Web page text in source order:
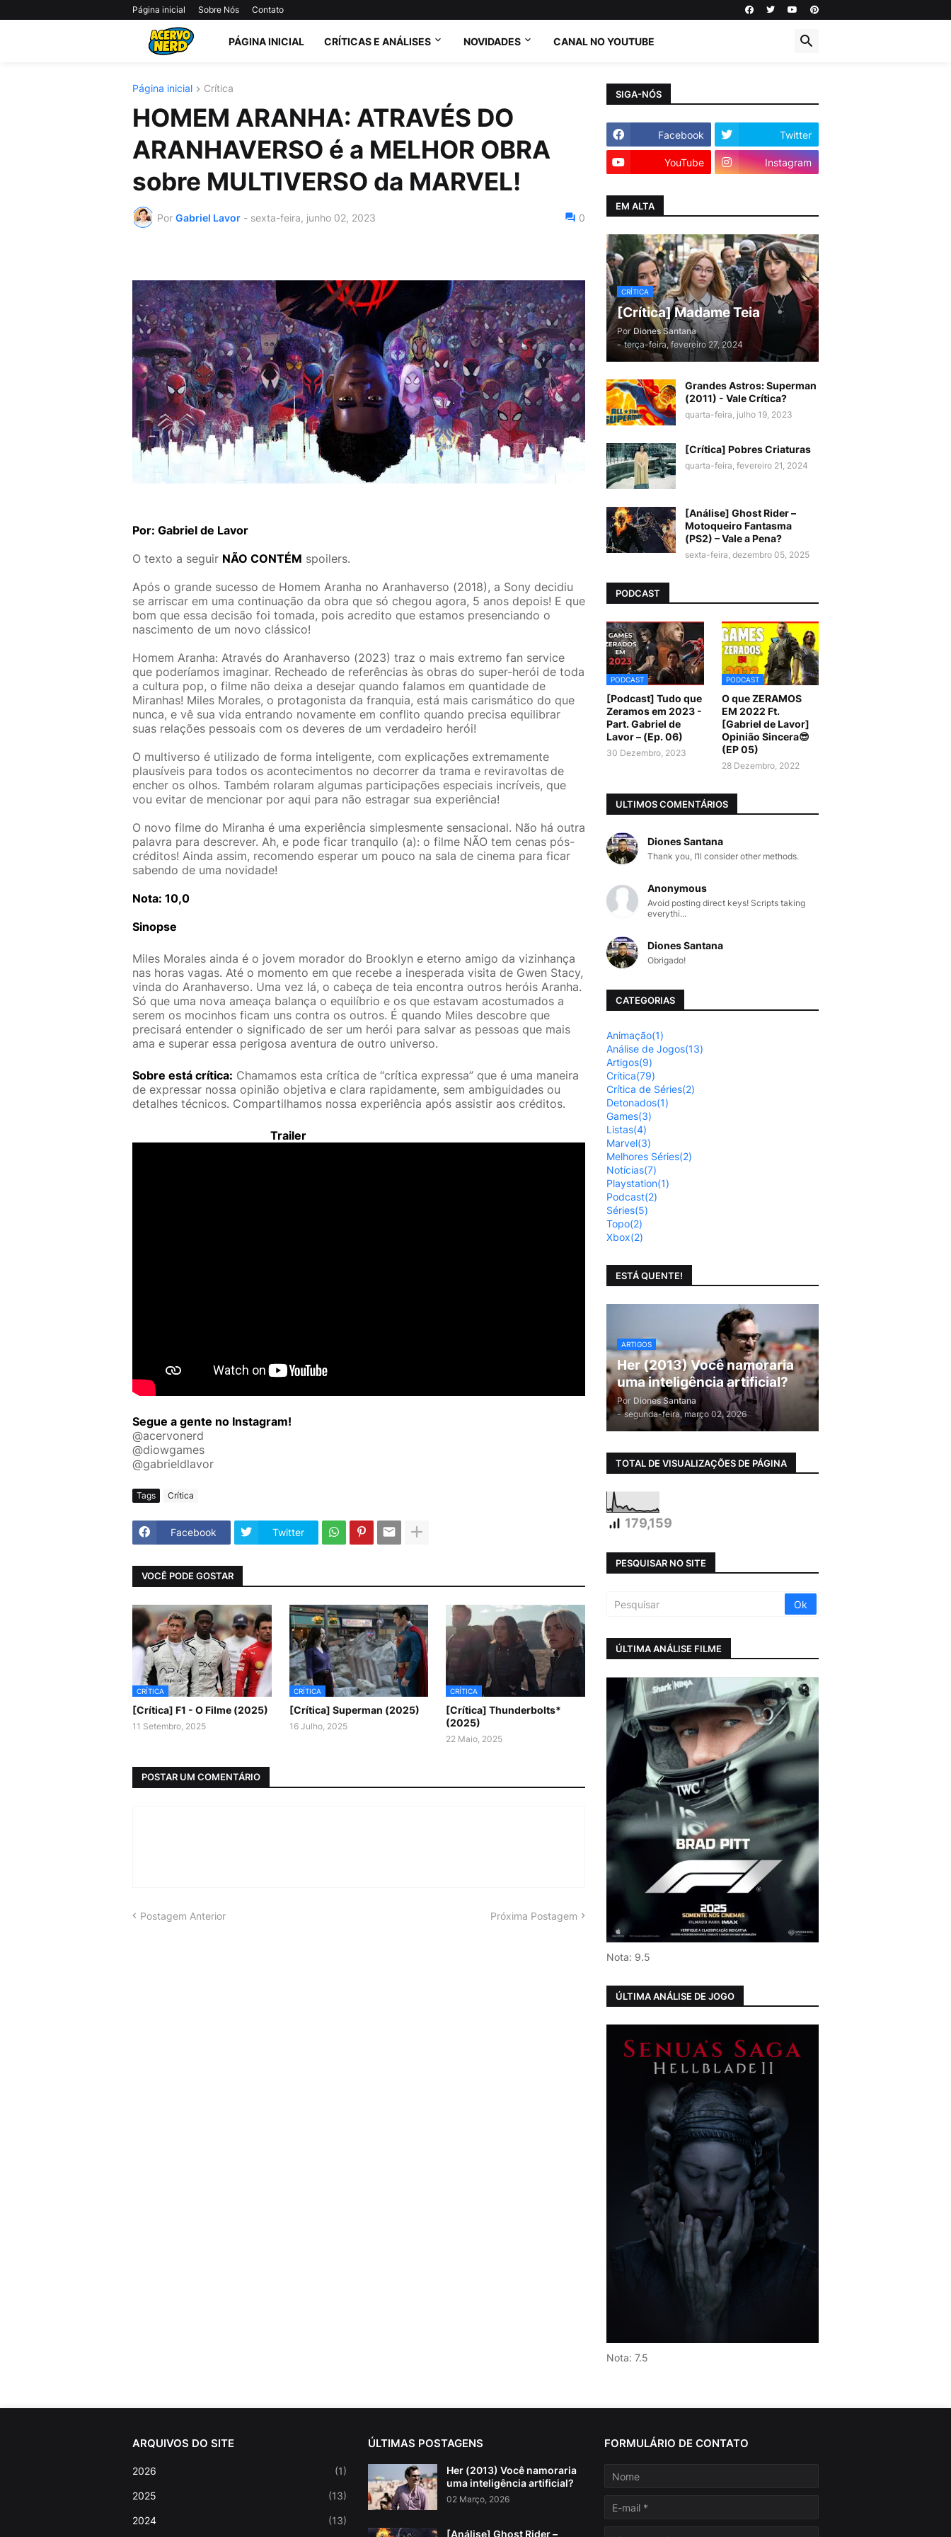
Página inicial Sobre Nós Contato
PÁGINA INICIAL CRÍTICAS E ANÁLISES NOVIDADES CANAL NO YOUTUBE
Página inicial Crítica
HOMEM ARANHA: ATRAVÉS DO
ARANHAVERSO é a MELHOR OBRA
sobre MULTIVERSO da MARVEL!
Por Gabriel Lavor - sexta-feira, junho 02, 2023 0
Por: Gabriel de Lavor
O texto a seguir NÃO CONTÉM spoilers.
Após o grande sucesso de Homem Aranha no Aranhaverso (2018), a Sony decidiu
se arriscar em uma continuação da obra que só chegou agora, 5 anos depois! E que
bom que essa decisão foi tomada, pois acredito que estamos presenciando o
nascimento de um novo clássico!
Homem Aranha: Através do Aranhaverso (2023) traz o mais extremo fan service
que poderíamos imaginar. Recheado de referências às obras do super-herói de toda
a cultura pop, o filme não deixa a desejar quando falamos em quantidade de
Miranhas! Miles Morales, o protagonista da franquia, está mais carismático do que
nunca, e vê sua vida entrando novamente em conflito quando precisa equilibrar
suas relações pessoais com os deveres de um verdadeiro herói!
O multiverso é utilizado de forma inteligente, com explicações extremamente
plausíveis para todos os acontecimentos no decorrer da trama e reviravoltas de
encher os olhos. Também rolaram algumas participações especiais incríveis, que
vou evitar de mencionar por aqui para não estragar sua experiência!
O novo filme do Miranha é uma experiência simplesmente sensacional. Não há outra
palavra para descrever. Ah, e pode ficar tranquilo (a): o filme NÃO tem cenas pós-
créditos! Ainda assim, recomendo esperar um pouco na sala de cinema para ficar
sabendo de uma novidade!
Nota: 10,0
Sinopse
Miles Morales ainda é o jovem morador do Brooklyn e eterno amigo da vizinhança
nas horas vagas. Até o momento em que recebe a inesperada visita de Gwen Stacy,
vinda do Aranhaverso. Uma vez lá, o cabeça de teia encontra outros heróis Aranha.
Só que uma nova ameaça balança o equilíbrio e os que estavam acostumados a
serem os mocinhos ficam uns contra os outros. É quando Miles descobre que
precisará entender o significado de ser um herói para salvar as pessoas que mais
ama e superar essa perigosa aventura de outro universo.
Sobre está crítica: Chamamos esta crítica de “crítica expressa” que é uma maneira
de expressar nossa opinião objetiva e clara rapidamente, sem ambiguidades ou
detalhes técnicos. Compartilhamos nossa experiência após assistir aos créditos.
Trailer
Segue a gente no Instagram!
@acervonerd
@diowgames
@gabrieldlavor
Tags Crítica
Facebook Twitter
VOCÊ PODE GOSTAR
CRÍTICA
[Crítica] F1 - O Filme (2025)
11 Setembro, 2025
CRÍTICA
[Crítica] Superman (2025)
16 Julho, 2025
CRÍTICA
[Crítica] Thunderbolts*
(2025)
22 Maio, 2025
POSTAR UM COMENTÁRIO
Postagem Anterior Próxima Postagem
SIGA-NÓS
Facebook Twitter
YouTube Instagram
EM ALTA
CRÍTICA
[Crítica] Madame Teia
Por Diones Santana
- terça-feira, fevereiro 27, 2024
Grandes Astros: Superman
(2011) - Vale Crítica?
quarta-feira, julho 19, 2023
[Crítica] Pobres Criaturas
quarta-feira, fevereiro 21, 2024
[Análise] Ghost Rider –
Motoqueiro Fantasma
(PS2) – Vale a Pena?
sexta-feira, dezembro 05, 2025
PODCAST
PODCAST
[Podcast] Tudo que
Zeramos em 2023 -
Part. Gabriel de
Lavor – (Ep. 06)
30 Dezembro, 2023
PODCAST
O que ZERAMOS
EM 2022 Ft.
[Gabriel de Lavor]
Opinião Sincera😎
(EP 05)
28 Dezembro, 2022
ULTIMOS COMENTÁRIOS
Diones Santana
Thank you, I’ll consider other methods.
Anonymous
Avoid posting direct keys! Scripts taking
everythi...
Diones Santana
Obrigado!
CATEGORIAS
Animação(1)
Análise de Jogos(13)
Artigos(9)
Crítica(79)
Crítica de Séries(2)
Detonados(1)
Games(3)
Listas(4)
Marvel(3)
Melhores Séries(2)
Notícias(7)
Playstation(1)
Podcast(2)
Séries(5)
Topo(2)
Xbox(2)
ESTÁ QUENTE!
ARTIGOS
Her (2013) Você namoraria
uma inteligência artificial?
Por Diones Santana
- segunda-feira, março 02, 2026
TOTAL DE VISUALIZAÇÕES DE PÁGINA
179,159
PESQUISAR NO SITE
ÚLTIMA ANÁLISE FILME
Nota: 9.5
ÚLTIMA ANÁLISE DE JOGO
Nota: 7.5
ARQUIVOS DO SITE
2026 (1)
2025 (13)
2024 (13)
ÚLTIMAS POSTAGENS
Her (2013) Você namoraria
uma inteligência artificial?
02 Março, 2026
[Análise] Ghost Rider –
FORMULÁRIO DE CONTATO